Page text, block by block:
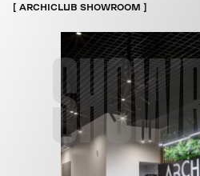
ARCHICLUB SHOWROOM